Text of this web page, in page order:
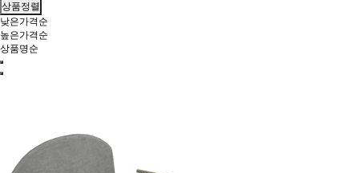
상품정렬
낮은가격순
높은가격순
상품명순